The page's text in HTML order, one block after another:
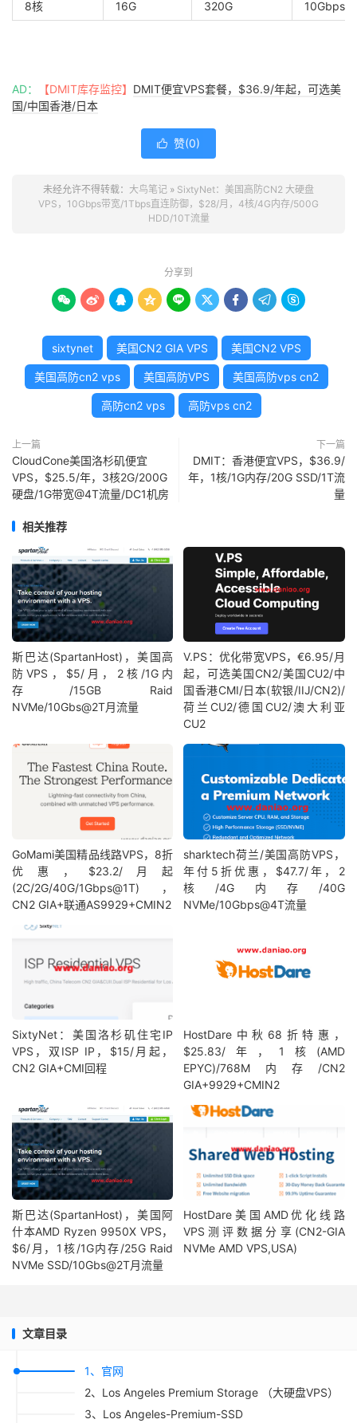
8核 16G 320G 10Gbps/
AD： 【DMIT库存监控】 DMIT便宜VPS套餐，$36.9/年起，可选美
国/中国香港/日本
 赞(0)
未经允许不得转载： 大鸟笔记 » SixtyNet：美国高防CN2 大硬盘
VPS，10Gbps带宽/1Tbps直连防御，$28/月，4核/4G内存/500G
HDD/10T流量
分享到
        
sixtynet 美国CN2 GIA VPS 美国CN2 VPS
美国高防cn2 vps 美国高防VPS 美国高防vps cn2
高防cn2 vps 高防vps cn2
上一篇
CloudCone美国洛杉矶便宜
VPS，$25.5/年，3核2G/200G
硬盘/1G带宽@4T流量/DC1机房
下一篇
DMIT：香港便宜VPS，$36.9/
年，1核/1G内存/20G SSD/1T流
量
相关推荐
斯巴达(SpartanHost)，美国高
防VPS，$5/月，2核/1G内
存/15GB Raid
NVMe/10Gbs@2T月流量
V.PS：优化带宽VPS，€6.95/月
起，可选美国CN2/美国CU2/中
国香港CMI/日本(软银/IIJ/CN2)/
荷兰CU2/德国CU2/澳大利亚
CU2
GoMami美国精品线路VPS，8折
优惠，$23.2/月起
(2C/2G/40G/1Gbps@1T)，
CN2 GIA+联通AS9929+CMIN2
sharktech荷兰/美国高防VPS，
年付5折优惠，$47.7/年，2
核/4G内存/40G
NVMe/10Gbps@4T流量
SixtyNet：美国洛杉矶住宅IP
VPS，双ISP IP，$15/月起，
CN2 GIA+CMI回程
HostDare中秋68折特惠，
$25.83/年，1核(AMD
EPYC)/768M内存/CN2
GIA+9929+CMIN2
斯巴达(SpartanHost)，美国阿
什本AMD Ryzen 9950X VPS，
$6/月，1核/1G内存/25G Raid
NVMe SSD/10Gbs@2T月流量
HostDare美国AMD优化线路
VPS测评数据分享(CN2-GIA
NVMe AMD VPS,USA)
文章目录
1、官网
2、Los Angeles Premium Storage （大硬盘VPS）
3、Los Angeles-Premium-SSD